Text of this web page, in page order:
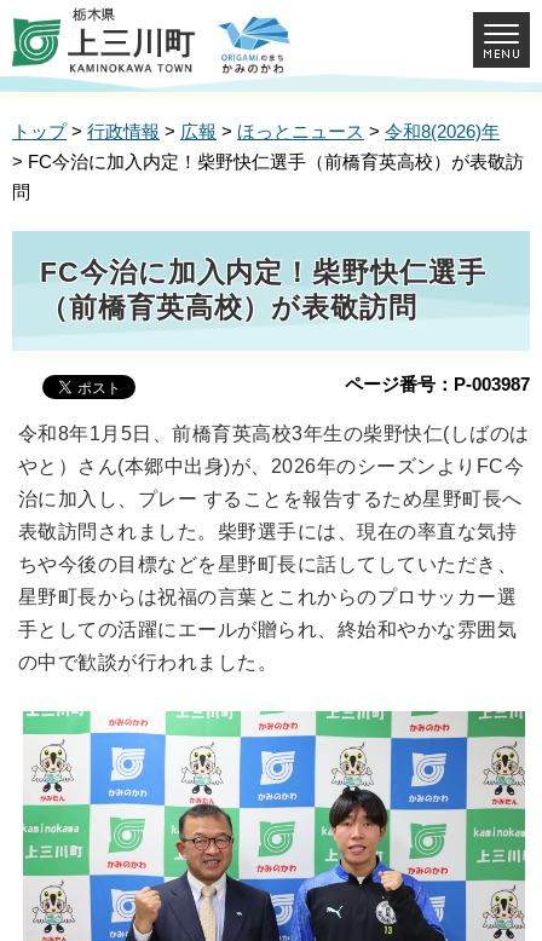
トップ> 行政情報 > 広報 > ほっとニュース > 令和8(2026)年
> FC今治に加入内定！柴野快仁選手（前橋育英高校）が表敬訪
問
FC今治に加入内定！柴野快仁選手
（前橋育英高校）が表敬訪問
ページ番号：P-003987
令和8年1月5日、前橋育英高校3年生の柴野快仁(しばのは
やと）さん(本郷中出身)が、2026年のシーズンよりFC今
治に加入し、プレー することを報告するため星野町長へ
表敬訪問されました。柴野選手には、現在の率直な気持
ちや今後の目標などを星野町長に話してしていただき、
星野町長からは祝福の言葉とこれからのプロサッカー選
手としての活躍にエールが贈られ、終始和やかな雰囲気
の中で歓談が行われました。